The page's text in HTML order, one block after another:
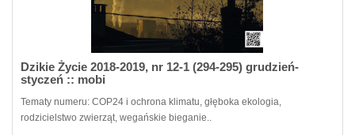
Dzikie Życie 2018-2019, nr 12-1 (294-295) grudzień-
styczeń :: mobi
Tematy numeru: COP24 i ochrona klimatu, głęboka ekologia,
rodzicielstwo zwierząt, wegańskie bieganie..